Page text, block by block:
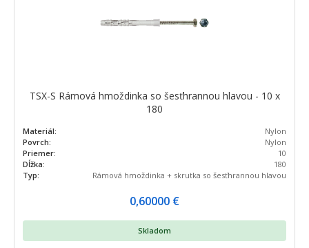
TSX-S Rámová hmoždinka so šesťhrannou hlavou - 10 x
180
Materiál:
Nylon
Povrch:
Nylon
Priemer:
10
Dĺžka:
180
Typ:
Rámová hmoždinka + skrutka so šesťhrannou hlavou
0,60000 €
Skladom